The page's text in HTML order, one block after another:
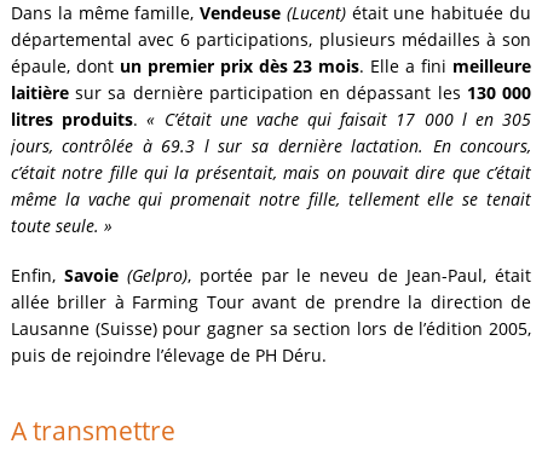
Dans la même famille,Vendeuse (Lucent)était une habituée du
départemental avec 6 participations, plusieurs médailles à son
épaule, dont un premier prix dès 23 mois. Elle a fini meilleure
laitièresur sa dernière participation en dépassant les 130 000
litres produits.« C’était une vache qui faisait 17 000 l en 305
jours, contrôlée à 69.3 l sur sa dernière lactation. En concours,
c’était notre fille qui la présentait, mais on pouvait dire que c’était
même la vache qui promenait notre fille, tellement elle se tenait
toute seule. »
Enfin, Savoie (Gelpro), portée par le neveu de Jean-Paul, était
allée briller à Farming Tour avant de prendre la direction de
Lausanne (Suisse) pour gagner sa section lors de l’édition 2005,
puis de rejoindre l’élevage de PH Déru.
A transmettre